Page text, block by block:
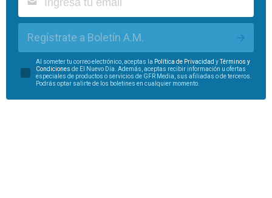
Regístrate a Boletín A.M.
Al someter tu correo electrónico, aceptas la Política de Privacidad yTérminos y
Condiciones de El Nuevo Día. Además, aceptas recibir información u ofertas
especiales de productos o servicios de GFR Media, sus afiliadas o de terceros.
Podrás optar salirte de los boletines en cualquier momento.